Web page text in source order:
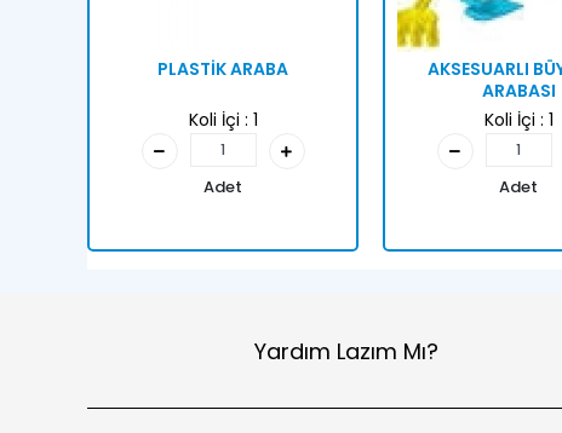
PLASTİK ARABA
Koli İçi : 1
Adet
AKSESUARLI
ARABASI
Koli İçi : 1
Adet
Yardım Lazım Mı?